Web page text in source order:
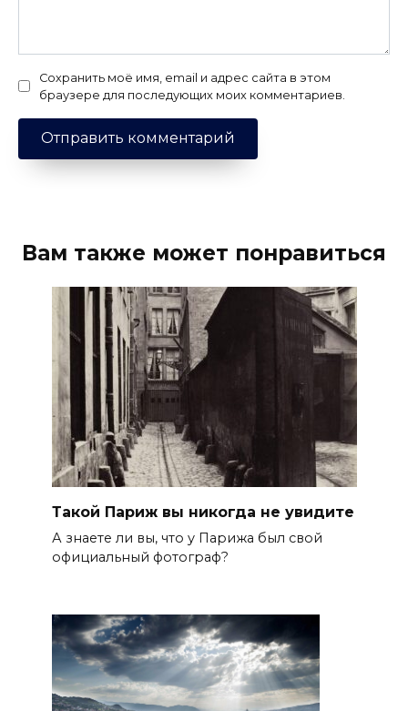
Сохранить моё имя, email и адрес сайта в этом
браузере для последующих моих комментариев.
Вам также может понравиться
Такой Париж вы никогда не увидите
А знаете ли вы, что у Парижа был свой
официальный фотограф?